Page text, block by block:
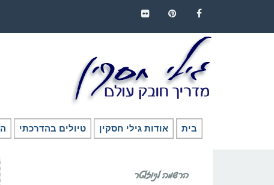
בית אודות גילי חסקין טיולים בהדרכתי
הרשמה לניוזלטר